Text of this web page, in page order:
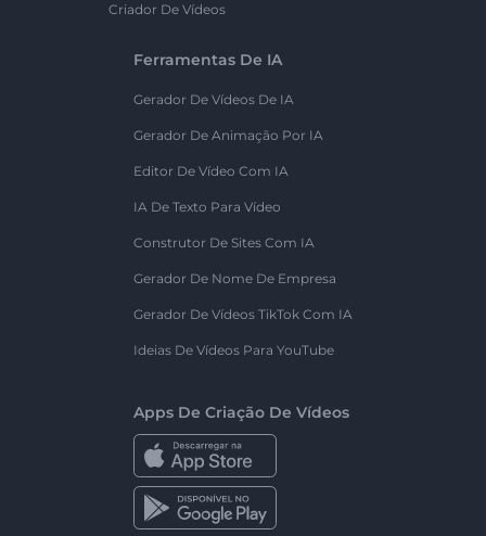
Criador De Vídeos
Ferramentas De IA
Gerador De Vídeos De IA
Gerador De Animação Por IA
Editor De Vídeo Com IA
IA De Texto Para Vídeo
Construtor De Sites Com IA
Gerador De Nome De Empresa
Gerador De Vídeos TikTok Com IA
Ideias De Vídeos Para YouTube
Apps De Criação De Vídeos